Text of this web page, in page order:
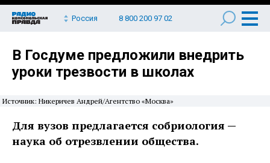
Россия 8 800 200 97 02
В Госдуме предложили внедрить
уроки трезвости в школах
Источник: Никеричев Андрей/Агентство «Москва»
Для вузов предлагается собриология —
наука об отрезвлении общества.